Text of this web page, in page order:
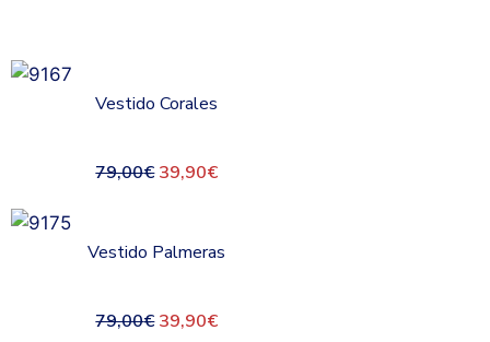
Vestido Corales
79,00€ 39,90€
Vestido Palmeras
79,00€ 39,90€